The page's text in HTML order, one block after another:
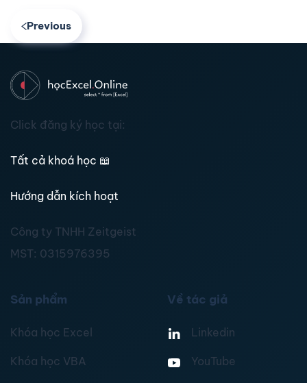
Previous
Click đăng ký học tại:
Tất cả khoá học 📖
Hướng dẫn kích hoạt
Công ty TNHH Zeitgeist
MST: 0315976395
Sản phẩm
Khóa học Excel
Khóa học VBA
Về tác giả
Linkedin
YouTube